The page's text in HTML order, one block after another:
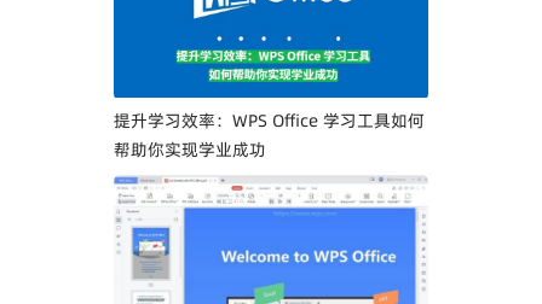
提升学习效率：WPS Office 学习工具如何
帮助你实现学业成功